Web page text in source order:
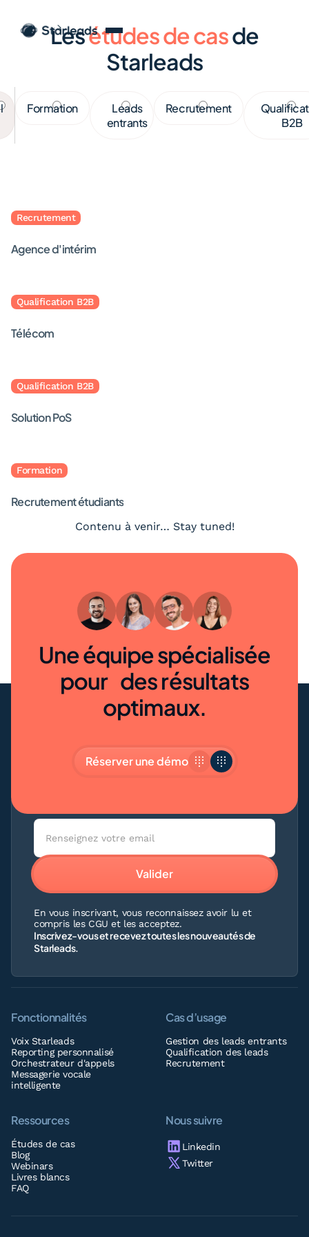
Resources Études de cas
Lesétudes de casde
Starleads
Formation
Formation
Leads
entrants
Leads
entrants
Recrutement
Recrutement
B2B
B2B
Recrutement
Agence d'intérim
Qualification B2B
Télécom
Qualification B2B
Solution PoS
Formation
Recrutement étudiants
Contenu à venir… Stay tuned!
Une équipe spécialisée
pour des résultats
optimaux.
Réserver une démo
En vous inscrivant, vous reconnaissez avoir lu et
compris les CGU et les acceptez.
Inscrivez-vous et recevez toutes les nouveautés de
Starleads.
Fonctionnalités
Voix Starleads
Reporting personnalisé
Orchestrateur d'appels
Messagerie vocale
intelligente
Cas d’usage
Gestion des leads entrants
Qualification des leads
Recrutement
Ressources
Études de cas
Blog
Webinars
Livres blancs
FAQ
Nous suivre
Linkedin
Twitter